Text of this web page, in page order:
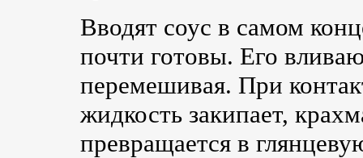
Вводят соус в самом
почти готовы. Его
перемешивая. При
жидкость закипает,
превращается в